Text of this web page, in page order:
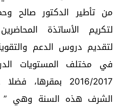
من تأطير الدكتور صالح
لتكريم الأساتذة
لتقديم دروس الدعم
في مختلف المستويات
2016/2017
الشرف هذه السنة وهي ”